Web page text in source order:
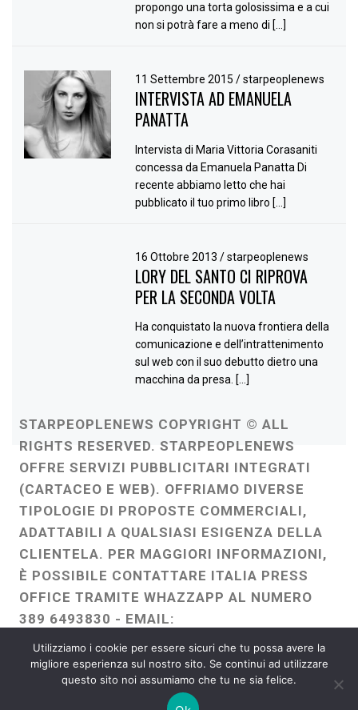
propongo una torta golosissima e a cui
non si potrà fare a meno di […]
11 Settembre 2015/ starpeoplenews
INTERVISTA AD EMANUELA
PANATTA
Intervista di Maria Vittoria Corasaniti
concessa da Emanuela Panatta Di
recente abbiamo letto che hai
pubblicato il tuo primo libro […]
16 Ottobre 2013/ starpeoplenews
LORY DEL SANTO CI RIPROVA
PER LA SECONDA VOLTA
Ha conquistato la nuova frontiera della
comunicazione e dell’intrattenimento
sul web con il suo debutto dietro una
macchina da presa. […]
STARPEOPLENEWS COPYRIGHT © ALL
RIGHTS RESERVED. STARPEOPLENEWS
OFFRE SERVIZI PUBBLICITARI INTEGRATI
(CARTACEO E WEB). OFFRIAMO DIVERSE
TIPOLOGIE DI PROPOSTE COMMERCIALI,
ADATTABILI A QUALSIASI ESIGENZA DELLA
CLIENTELA. PER MAGGIORI INFORMAZIONI,
È POSSIBILE CONTATTARE ITALIA PRESS
OFFICE TRAMITE WHAZZAPP AL NUMERO
389 6493830 - EMAIL:
ITALIAPRESSOFFICE@GMAIL.COM
WEBMASTER :FRANCESCO GENTILE
FREELANCE
Utilizziamo i cookie per essere sicuri che tu possa avere la
migliore esperienza sul nostro sito. Se continui ad utilizzare
questo sito noi assumiamo che tu ne sia felice.